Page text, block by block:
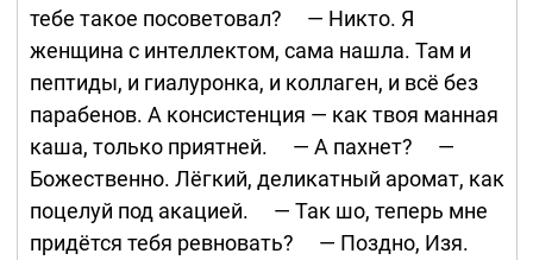
тебе такое посоветовал? ⠀ — Никто. Я
женщина с интеллектом, сама нашла. Там и
пептиды, и гиалуронка, и коллаген, и всё без
парабенов. А консистенция — как твоя манная
каша, только приятней. ⠀ — А пахнет? ⠀ —
Божественно. Лёгкий, деликатный аромат, как
поцелуй под акацией. ⠀ — Так шо, теперь мне
придётся тебя ревновать? ⠀ — Поздно, Изя.